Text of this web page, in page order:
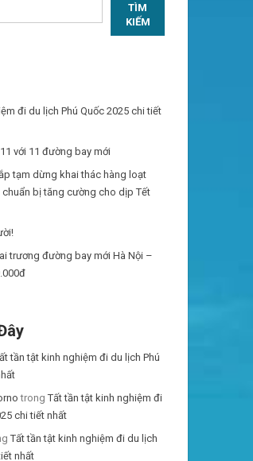
TÌM
KIẾM
đi du lịch Phú Quốc 2025 chi tiết
với 11 đường bay mới
tạm dừng khai thác hàng loạt
bị tăng cường cho dịp Tết
trương đường bay mới Hà Nội –
tần tật kinh nghiệm đi du lịch Phú
trongTất tần tật kinh nghiệm đi
chi tiết nhất
Tất tần tật kinh nghiệm đi du lịch
nhất